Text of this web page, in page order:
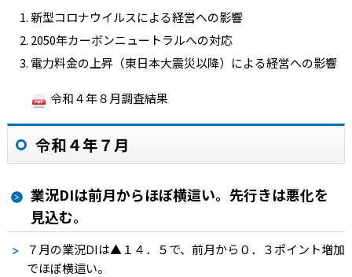
新型コロナウイルスによる経営への影響
2050年カーボンニュートラルへの対応
電力料金の上昇（東日本大震災以降）による経営への影響
令和４年８月調査結果
令和４年７月
業況DIは前月からほぼ横這い。先行きは悪化を
見込む。
７月の業況DIは▲１４．５で、前月から０．３ポイント増加
でほぼ横這い。